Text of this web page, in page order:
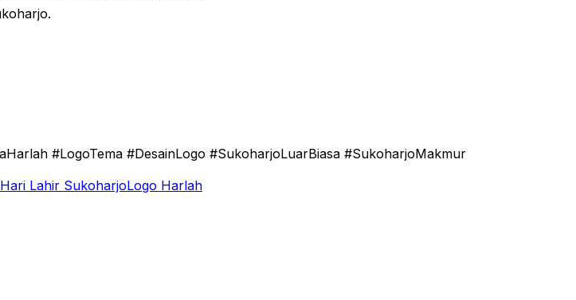
#LogoTema #DesainLogo #SukoharjoLuarBiasa #SukoharjoMakmur
Hari Lahir SukoharjoLogo Harlah